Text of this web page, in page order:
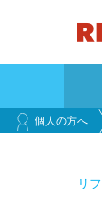
ン
ン
テ
個人の方へ
リ